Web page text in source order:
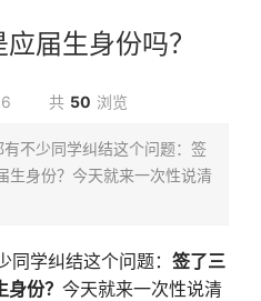
届生身份吗？
共 50 浏览
不少同学纠结这个问题：签
生身份？今天就来一次性说清
学纠结这个问题： 签了三
份？ 今天就来一次性说清